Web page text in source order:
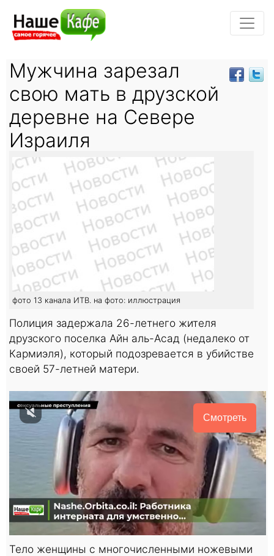
Мужчина зарезал
свою мать в друзской
деревне на Севере
Израиля
фото 13 канала ИТВ. на фото: иллюстрация
Полиция задержала 26-летнего жителя
друзского поселка Айн аль-Асад (недалеко от
Кармиэля), который подозревается в убийстве
своей 57-летней матери.
Смотреть
Тело женщины с многочисленными ножевыми